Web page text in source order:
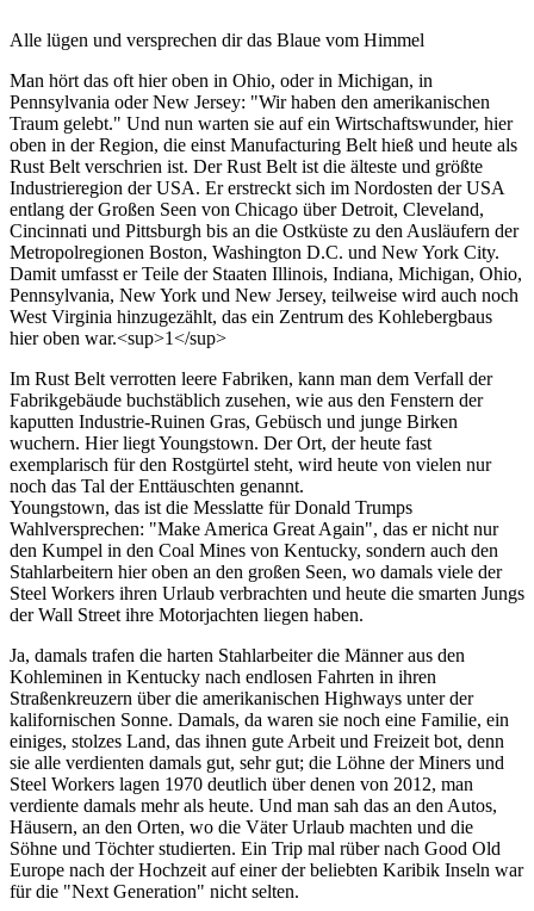
Alle lügen und versprechen dir das Blaue vom Himmel
Man hört das oft hier oben in Ohio, oder in Michigan, in
Pennsylvania oder New Jersey: "Wir haben den amerikanischen
Traum gelebt." Und nun warten sie auf ein Wirtschaftswunder, hier
oben in der Region, die einst Manufacturing Belt hieß und heute als
Rust Belt verschrien ist. Der Rust Belt ist die älteste und größte
Industrieregion der USA. Er erstreckt sich im Nordosten der USA
entlang der Großen Seen von Chicago über Detroit, Cleveland,
Cincinnati und Pittsburgh bis an die Ostküste zu den Ausläufern der
Metropolregionen Boston, Washington D.C. und New York City.
Damit umfasst er Teile der Staaten Illinois, Indiana, Michigan, Ohio,
Pennsylvania, New York und New Jersey, teilweise wird auch noch
West Virginia hinzugezählt, das ein Zentrum des Kohlebergbaus
hier oben war.<sup>1</sup>
Im Rust Belt verrotten leere Fabriken, kann man dem Verfall der
Fabrikgebäude buchstäblich zusehen, wie aus den Fenstern der
kaputten Industrie-Ruinen Gras, Gebüsch und junge Birken
wuchern. Hier liegt Youngstown. Der Ort, der heute fast
exemplarisch für den Rostgürtel steht, wird heute von vielen nur
noch das Tal der Enttäuschten genannt.
Youngstown, das ist die Messlatte für Donald Trumps
Wahlversprechen: "Make America Great Again", das er nicht nur
den Kumpel in den Coal Mines von Kentucky, sondern auch den
Stahlarbeitern hier oben an den großen Seen, wo damals viele der
Steel Workers ihren Urlaub verbrachten und heute die smarten Jungs
der Wall Street ihre Motorjachten liegen haben.
Ja, damals trafen die harten Stahlarbeiter die Männer aus den
Kohleminen in Kentucky nach endlosen Fahrten in ihren
Straßenkreuzern über die amerikanischen Highways unter der
kalifornischen Sonne. Damals, da waren sie noch eine Familie, ein
einiges, stolzes Land, das ihnen gute Arbeit und Freizeit bot, denn
sie alle verdienten damals gut, sehr gut; die Löhne der Miners und
Steel Workers lagen 1970 deutlich über denen von 2012, man
verdiente damals mehr als heute. Und man sah das an den Autos,
Häusern, an den Orten, wo die Väter Urlaub machten und die
Söhne und Töchter studierten. Ein Trip mal rüber nach Good Old
Europe nach der Hochzeit auf einer der beliebten Karibik Inseln war
für die "Next Generation" nicht selten.